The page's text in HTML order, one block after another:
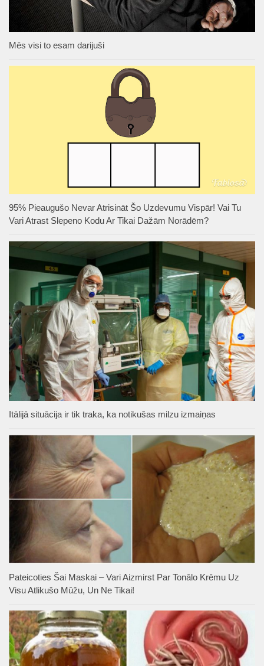
Mēs visi to esam darijuši
95% Pieaugušo Nevar Atrisināt Šo Uzdevumu Vispār! Vai Tu
Vari Atrast Slepeno Kodu Ar Tikai Dažām Norādēm?
Itālijā situācija ir tik traka, ka notikušas milzu izmaiņas
Pateicoties Šai Maskai – Vari Aizmirst Par Tonālo Krēmu Uz
Visu Atlikušo Mūžu, Un Ne Tikai!